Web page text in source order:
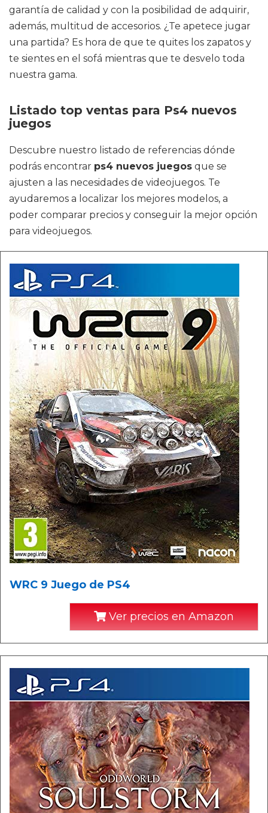
garantía de calidad y con la posibilidad de adquirir,
además, multitud de accesorios. ¿Te apetece jugar
una partida? Es hora de que te quites los zapatos y
te sientes en el sofá mientras que te desvelo toda
nuestra gama.
Listado top ventas para Ps4 nuevos
juegos
Descubre nuestro listado de referencias dónde
podrás encontrar ps4 nuevos juegos que se
ajusten a las necesidades de videojuegos. Te
ayudaremos a localizar los mejores modelos, a
poder comparar precios y conseguir la mejor opción
para videojuegos.
WRC 9 Juego de PS4
Ver precios en Amazon